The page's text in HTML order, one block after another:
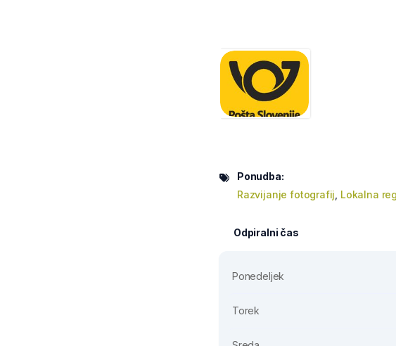
Ponudba:
Razvijanje fotografij Lokalna
Odpiralni čas
Ponedeljek
Torek